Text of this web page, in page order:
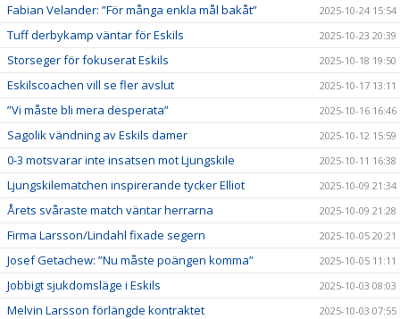
Fabian Velander: ”För många enkla mål bakåt” 2025-10-24 15:54
Tuff derbykamp väntar för Eskils 2025-10-23 20:39
Storseger för fokuserat Eskils 2025-10-18 19:50
Eskilscoachen vill se fler avslut 2025-10-17 13:11
”Vi måste bli mera desperata” 2025-10-16 16:46
Sagolik vändning av Eskils damer 2025-10-12 15:59
0-3 motsvarar inte insatsen mot Ljungskile 2025-10-11 16:38
Ljungskilematchen inspirerande tycker Elliot 2025-10-09 21:34
Årets svåraste match väntar herrarna 2025-10-09 21:28
Firma Larsson/Lindahl fixade segern 2025-10-05 20:21
Josef Getachew: ”Nu måste poängen komma” 2025-10-05 11:11
Jobbigt sjukdomsläge i Eskils 2025-10-03 08:03
Melvin Larsson förlängde kontraktet 2025-10-03 07:55